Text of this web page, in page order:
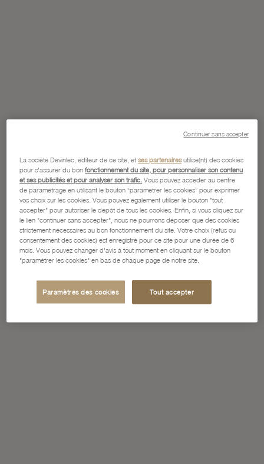
La société Devinlec, éditeur de ce site, etses partenairesutilise(nt) des cookies
pour s'assurer du bonfonctionnement du site, pour personnaliser son contenu
et ses publicités et pour analyser son trafic. Vous pouvez accéder au centre
de paramétrage en utilisant le bouton “paramétrer les cookies” pour exprimer
vos choix sur les cookies. Vous pouvez également utiliser le bouton "tout
accepter" pour autoriser le dépôt de tous les cookies. Enfin, si vous cliquez sur
le lien "continuer sans accepter", nous ne pourrons déposer que des cookies
strictement nécessaires au bon fonctionnement du site. Votre choix (refus ou
consentement des cookies) est enregistré pour ce site pour une durée de 6
mois. Vous pouvez changer d'avis à tout moment en cliquant sur le bouton
"paramétrer les cookies" en bas de chaque page de notre site.
Paramètres des cookies Tout accepter
Continuer sans accepter